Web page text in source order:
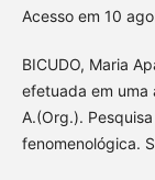
Acesso em 10
BICUDO, Maria
efetuada em uma
A.(Org.).
fenomenológica.